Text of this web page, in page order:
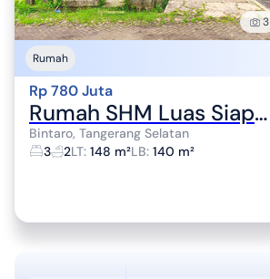
3
Rumah
Rp 780 Juta
Rumah SHM Luas Siap KPR 15 Mnt ke Gerbang Tol Pinang J-24311
Bintaro, Tangerang Selatan
3
2LT: 148 m²LB: 140 m²